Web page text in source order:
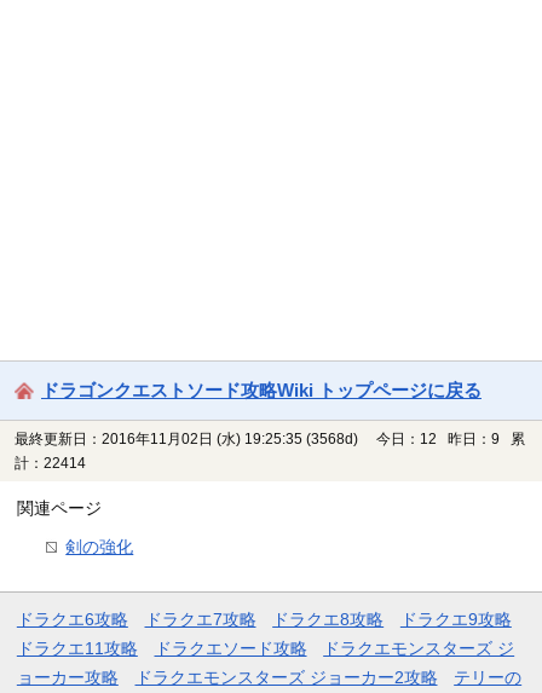
ドラゴンクエストソード攻略Wiki トップページに戻る
最終更新日：2016年11月02日 (水) 19:25:35 (3568d)
今日：12 昨日：9 累
計：22414
関連ページ
剣の強化
ドラクエ6攻略 ドラクエ7攻略 ドラクエ8攻略
ドラクエ9攻略
ドラクエ11攻略
ドラクエソード攻略
ドラクエモンスターズ ジ
ョーカー攻略
ドラクエモンスターズ ジョーカー2攻略 テリーの